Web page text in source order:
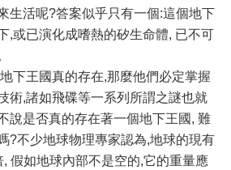
生活呢?答案似乎只有一個:這個地下
,或已演化成嗜熱的矽生命體, 已不可
下王國真的存在,那麼他們必定掌握
術,諸如飛碟等一系列所謂之謎也就
說是否真的存在著一個地下王國, 難
?不少地球物理專家認為,地球的現有
假如地球內部不是空的,它的重量應